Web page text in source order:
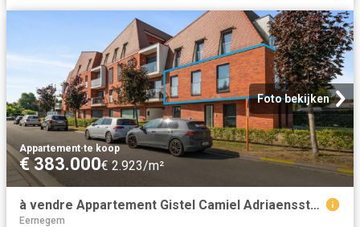
Foto bekijken
Appartement·te koop
€ 383.000€ 2.923/m²
à vendre Appartement Gistel Camiel Adriaensstraat
Eernegem